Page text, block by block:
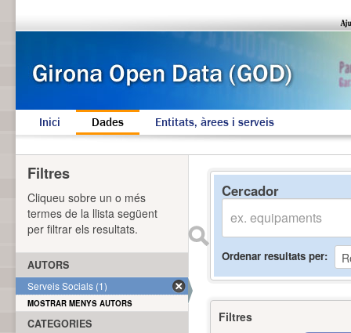
Inici Dades Entitats, àrees i serveis
Cercador
Ordenar resultats per
Filtres
Filtres
Cliqueu sobre un o més
termes de la llista següent
per filtrar els resultats.
AUTORS
Serveis Socials (1)
MOSTRAR MENYS AUTORS
CATEGORIES